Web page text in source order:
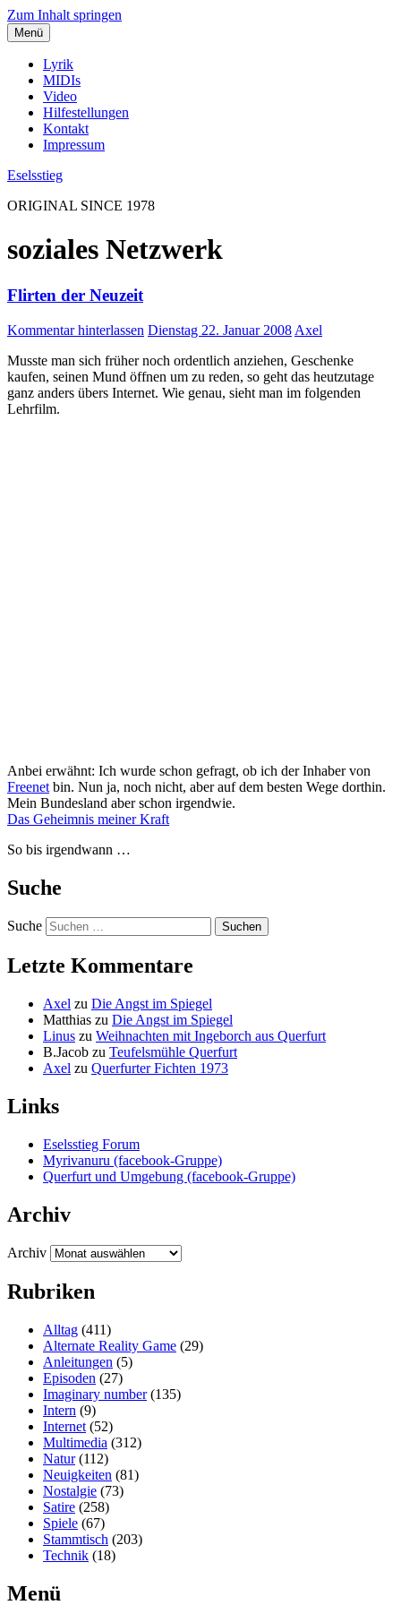
Zum Inhalt springen
Menü
Lyrik
MIDIs
Video
Hilfestellungen
Kontakt
Impressum
Eselsstieg
ORIGINAL SINCE 1978
soziales Netzwerk
Flirten der Neuzeit
Kommentar hinterlassen Dienstag 22. Januar 2008 Axel
Musste man sich früher noch ordentlich anziehen, Geschenke
kaufen, seinen Mund öffnen um zu reden, so geht das heutzutage
ganz anders übers Internet. Wie genau, sieht man im folgenden
Lehrfilm.
Anbei erwähnt: Ich wurde schon gefragt, ob ich der Inhaber von
Freenet bin. Nun ja, noch nicht, aber auf dem besten Wege dorthin.
Mein Bundesland aber schon irgendwie.
Das Geheimnis meiner Kraft
So bis irgendwann …
Suche
Suche
Letzte Kommentare
Axel zu Die Angst im Spiegel
Matthias zu Die Angst im Spiegel
Linus zu Weihnachten mit Ingeborch aus Querfurt
B.Jacob zu Teufelsmühle Querfurt
Axel zu Querfurter Fichten 1973
Links
Eselsstieg Forum
Myrivanuru (facebook-Gruppe)
Querfurt und Umgebung (facebook-Gruppe)
Archiv
Archiv
Rubriken
Alltag (411)
Alternate Reality Game (29)
Anleitungen (5)
Episoden (27)
Imaginary number(135)
Intern (9)
Internet (52)
Multimedia (312)
Natur(112)
Neuigkeiten (81)
Nostalgie (73)
Satire (258)
Spiele (67)
Stammtisch (203)
Technik (18)
Menü